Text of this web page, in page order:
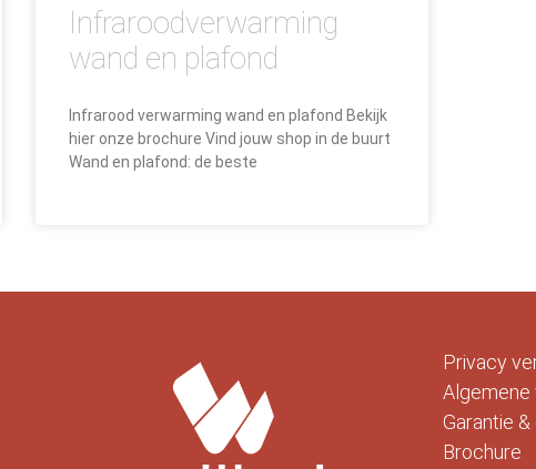
Infraroodverwarming
wand en plafond
Infrarood verwarming wand en plafond Bekijk
hier onze brochure Vind jouw shop in de buurt
Wand en plafond: de beste
Privacy
Algemene
Garantie
Brochure